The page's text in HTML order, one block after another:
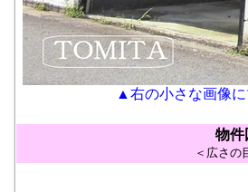
▲右の小さな画像
物件
＜広さの